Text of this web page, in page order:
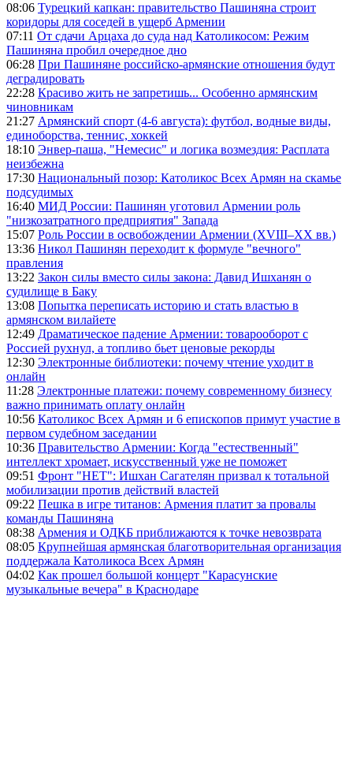
08:06 Турецкий капкан: правительство Пашиняна строит
коридоры для соседей в ущерб Армении
07:11 От сдачи Арцаха до суда над Католикосом: Режим
Пашиняна пробил очередное дно
06:28 При Пашиняне российско-армянские отношения будут
деградировать
22:28 Красиво жить не запретишь... Особенно армянским
чиновникам
21:27 Армянский спорт (4-6 августа): футбол, водные виды,
единоборства, теннис, хоккей
18:10 Энвер-паша, "Немесис" и логика возмездия: Расплата
неизбежна
17:30 Национальный позор: Католикос Всех Армян на скамье
подсудимых
16:40 МИД России: Пашинян уготовил Армении роль
"низкозатратного предприятия" Запада
15:07 Роль России в освобождении Армении (XVIII–XX вв.)
13:36 Никол Пашинян переходит к формуле "вечного"
правления
13:22 Закон силы вместо силы закона: Давид Ишханян о
судилище в Баку
13:08 Попытка переписать историю и стать властью в
армянском вилайете
12:49 Драматическое падение Армении: товарооборот с
Россией рухнул, а топливо бьет ценовые рекорды
12:30 Электронные библиотеки: почему чтение уходит в
онлайн
11:28 Электронные платежи: почему современному бизнесу
важно принимать оплату онлайн
10:56 Католикос Всех Армян и 6 епископов примут участие в
первом судебном заседании
10:36 Правительство Армении: Когда "естественный"
интеллект хромает, искусственный уже не поможет
09:51 Фронт "НЕТ": Ишхан Сагателян призвал к тотальной
мобилизации против действий властей
09:22 Пешка в игре титанов: Армения платит за провалы
команды Пашиняна
08:38 Армения и ОДКБ приближаются к точке невозврата
08:05 Крупнейшая армянская благотворительная организация
поддержала Католикоса Всех Армян
04:02 Как прошел большой концерт "Карасунские
музыкальные вечера" в Краснодаре